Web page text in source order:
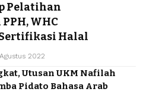
Pelatihan
WHC
Halal
2022
Utusan UKM Nafilah
Pidato Bahasa Arab